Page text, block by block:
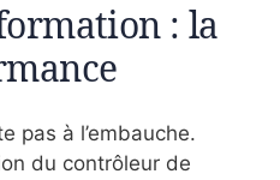
: la
pas à l’embauche.
du contrôleur de